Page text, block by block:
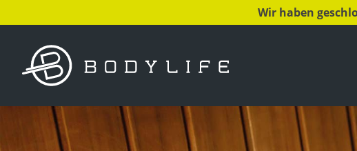
Wir haben